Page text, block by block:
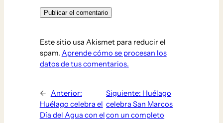
Este sitio usa Akismet para reducir el
spam. Aprende cómo se procesan los
datos de tus comentarios.
← Anterior:
Huélago celebra el
Día del Agua con el
Siguiente: Huélago
celebra San Marcos
con un completo